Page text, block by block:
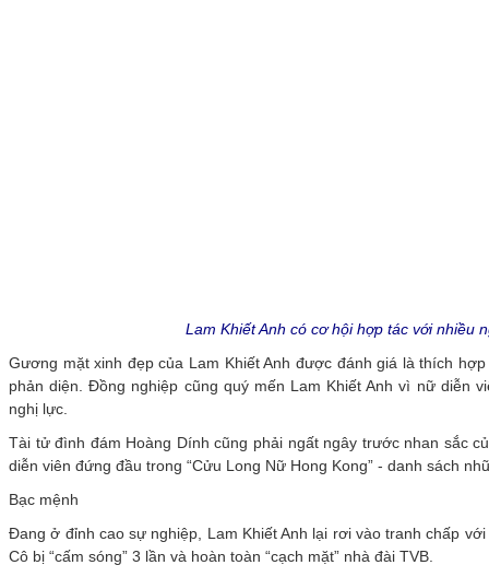
Lam Khiết Anh có cơ hội hợp tác với nhiều
Gương mặt xinh đẹp của Lam Khiết Anh được đánh giá là thích
phản diện. Đồng nghiệp cũng quý mến Lam Khiết Anh vì nữ diễn
nghị lực.
Tài tử đình đám Hoàng Dính cũng phải ngất ngây trước nhan sắc
diễn viên đứng đầu trong “Cửu Long Nữ Hong Kong” - danh sách
Bạc mệnh
Đang ở đỉnh cao sự nghiệp, Lam Khiết Anh lại rơi vào tranh chấp
Cô bị “cấm sóng” 3 lần và hoàn toàn “cạch mặt” nhà đài TVB.